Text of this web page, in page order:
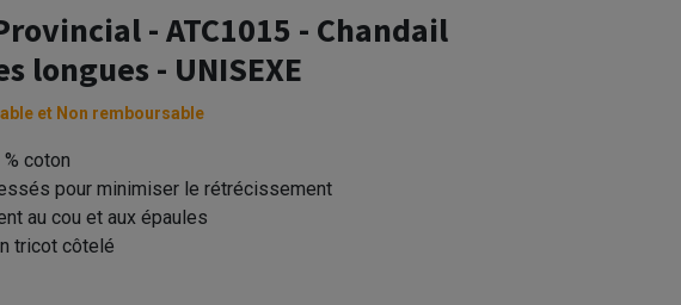
- ATC1015 - Chandail
longues - UNISEXE
et Non remboursable
coton
pour minimiser le rétrécissement
au cou et aux épaules
tricot côtelé